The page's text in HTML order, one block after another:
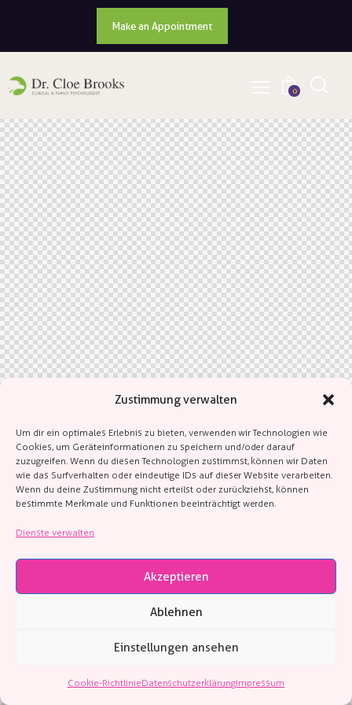
Zustimmung verwalten
Um dir ein optimales Erlebnis zu bieten, verwenden wir Technologien wie
Cookies, um Geräteinformationen zu speichern und/oder darauf
zuzugreifen. Wenn du diesen Technologien zustimmst, können wir Daten
wie das Surfverhalten oder eindeutige IDs auf dieser Website verarbeiten.
Wenn du deine Zustimmung nicht erteilst oder zurückziehst, können
bestimmte Merkmale und Funktionen beeinträchtigt werden.
Dienste verwalten
Akzeptieren
Ablehnen
Einstellungen ansehen
Cookie-RichtlinieDatenschutzerklärungImpressum
Make an Appointment
0